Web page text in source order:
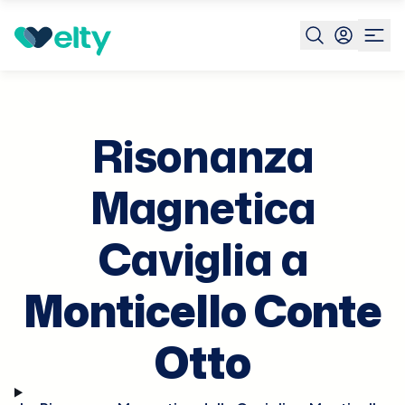
Prenota visita Risonanza Magnetica Caviglia Monticello
Risonanza
Magnetica
Caviglia a
Monticello Conte
Otto